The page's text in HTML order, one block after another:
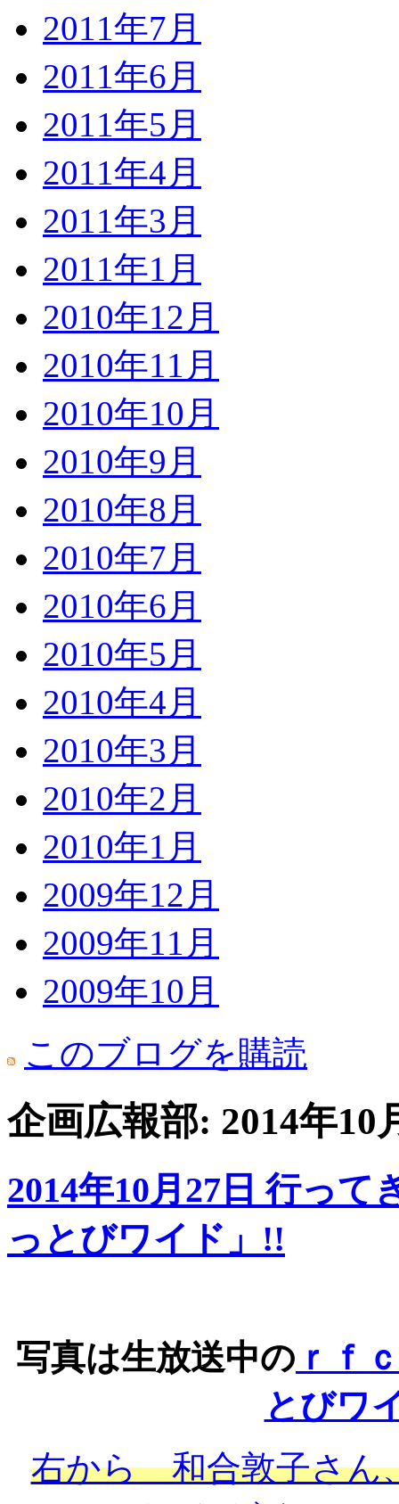
2011年7月
2011年6月
2011年5月
2011年4月
2011年3月
2011年1月
2010年12月
2010年11月
2010年10月
2010年9月
2010年8月
2010年7月
2010年6月
2010年5月
2010年4月
2010年3月
2010年2月
2010年1月
2009年12月
2009年11月
2009年10月
このブログを購読
企画広報部: 2014年10
2014年10月27日 行っ
っとびワイド」!!
写真は生放送中の ｒｆ
とびワ
右から 和合敦子さん